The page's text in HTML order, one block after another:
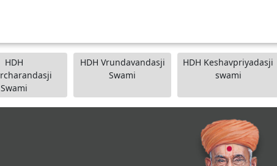
HDH
Swami
HDH Vrundavandasji
Swami
HDH Keshavpriyadasji
swami